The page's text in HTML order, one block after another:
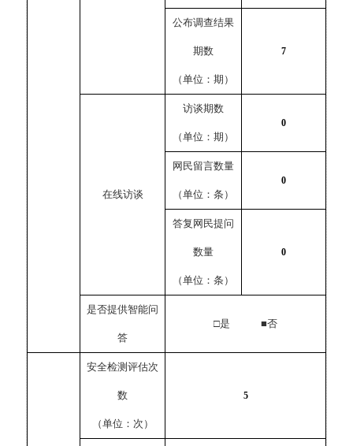
公布调查结果
期数
（单位：期）
7
在线访谈
访谈期数
（单位：期）
0
网民留言数量
（单位：条）
0
答复网民提问
数量
（单位：条）
0
是否提供智能问
答
□是 ■否
安全检测评估次
数
（单位：次）
5